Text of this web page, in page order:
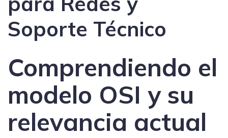
Soporte Técnico
Comprendiendo el
modelo OSI y su
relevancia actual